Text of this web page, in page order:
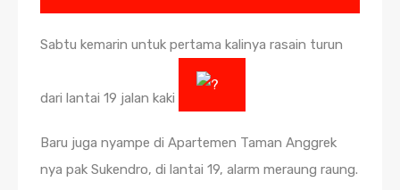
Sabtu kemarin untuk pertama kalinya rasain turun
dari lantai 19 jalan kaki
Baru juga nyampe di Apartemen Taman Anggrek
nya pak Sukendro, di lantai 19, alarm meraung raung.